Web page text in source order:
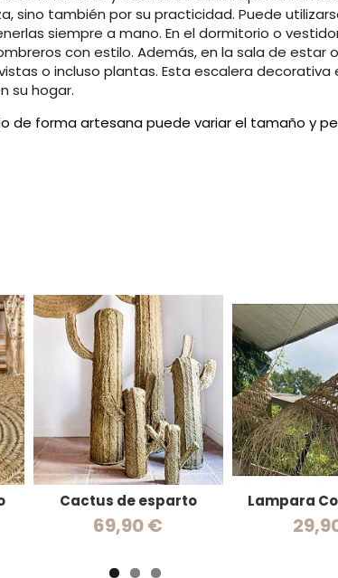
sino también por su practicidad. Puede
siempre a mano. En el dormitorio o
con estilo. Además, en la sala de estar
o incluso plantas. Esta escalera
su hogar.
de forma artesana puede variar el tamaño y
Cactus de esparto
69,90 €
Lampara